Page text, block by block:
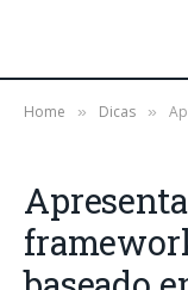
Home » Dicas »